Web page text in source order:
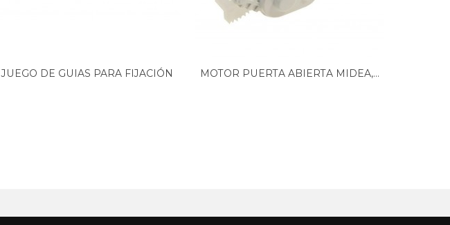
JUEGO DE GUIAS PARA FIJACIÓN
MOTOR PUERTA ABIERTA MIDEA,...